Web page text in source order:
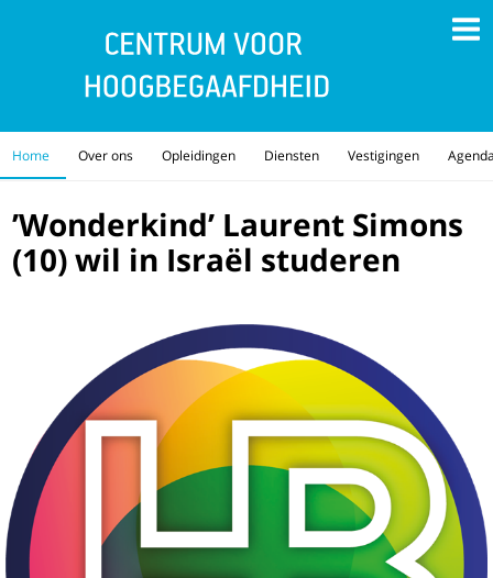
Home Over ons Opleidingen Diensten Vestigingen
’Wonderkind’ Laurent Simons
(10) wil in Israël studeren